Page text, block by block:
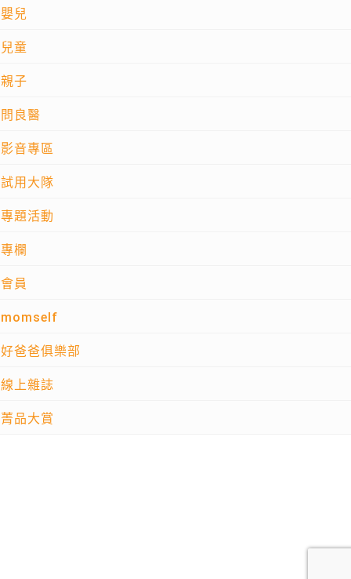
嬰兒
兒童
親子
問良醫
影音專區
試用大隊
專題活動
專欄
會員
momself
好爸爸俱樂部
線上雜誌
菁品大賞